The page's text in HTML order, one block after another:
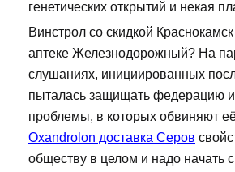
генетических открытий и некая
Винстрол со скидкой
аптеке Железнодорожный? На
слушаниях, инициированных
пыталась защищать федерацию и
проблемы, в которых обвиняют
Oxandrolon доставка Серов
обществу в целом и надо начать